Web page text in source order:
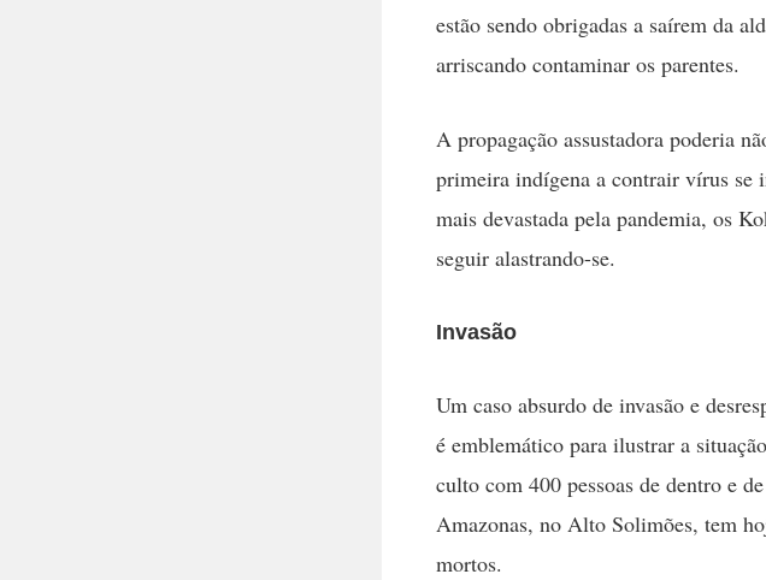
estão sendo obrigadas a saírem da
arriscando contaminar os parentes.
A propagação assustadora poderia
primeira indígena a contrair vírus se
mais devastada pela pandemia, os
seguir alastrando-se.
Invasão
Um caso absurdo de invasão e
é emblemático para ilustrar a
culto com 400 pessoas de dentro e
Amazonas, no Alto Solimões, tem
mortos.